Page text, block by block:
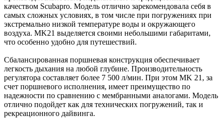
качеством Scubapro. Модель отлично зарекомендовала себя в
самых сложных условиях, в том числе при погружениях при
экстремально низкой температуре воды и окружающего
воздуха. MK21 выделяется своими небольшими габаритами,
что особенно удобно для путешествий.
Сбалансированная поршневая конструкция обеспечивает
легкость дыхания на любой глубине. Производительность
регулятора составляет более 7 500 л/мин. При этом MK 21, за
счет поршневого исполнения, имеет преимущество по
надежности по сравнению с мембранными аналогами. Модель
отлично подойдет как для технических погружений, так и
рекреационного дайвинга.